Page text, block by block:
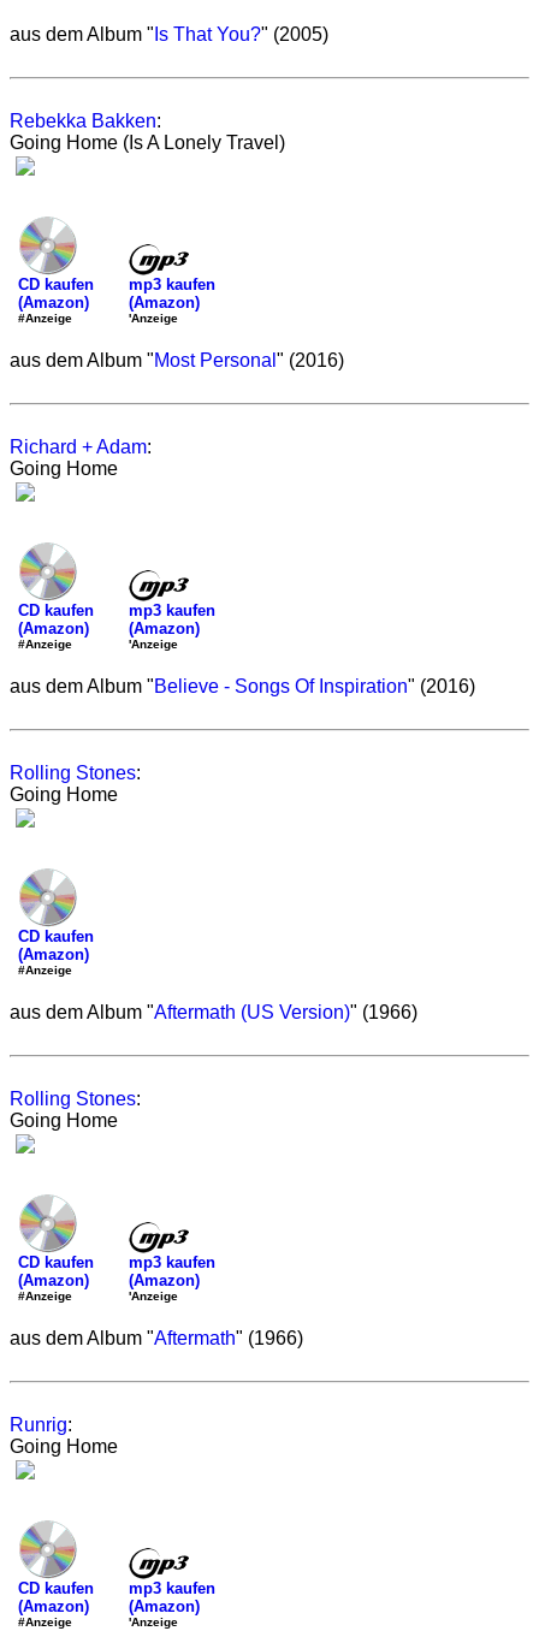
aus dem Album " Is That You?" (2005)
Rebekka Bakken:
Going Home (Is A Lonely Travel)
CD kaufen
(Amazon)
#Anzeige
mp3 kaufen
(Amazon)
'Anzeige
aus dem Album "Most Personal " (2016)
Richard + Adam:
Going Home
CD kaufen
(Amazon)
#Anzeige
mp3 kaufen
(Amazon)
'Anzeige
aus dem Album "Believe - Songs Of Inspiration" (2016)
Rolling Stones:
Going Home
CD kaufen
(Amazon)
#Anzeige
aus dem Album "Aftermath (US Version)" (1966)
Rolling Stones:
Going Home
CD kaufen
(Amazon)
#Anzeige
mp3 kaufen
(Amazon)
'Anzeige
aus dem Album "Aftermath" (1966)
Runrig:
Going Home
CD kaufen
(Amazon)
#Anzeige
mp3 kaufen
(Amazon)
'Anzeige